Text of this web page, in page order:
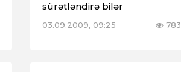
sürətləndirə bilər
03.09.2009, 09:25 783